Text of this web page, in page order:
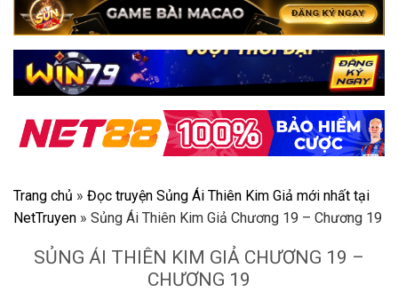
Trang chủ » Đọc truyện Sủng Ái Thiên Kim Giả mới nhất tại
NetTruyen » Sủng Ái Thiên Kim Giả Chương 19 – Chương 19
SỦNG ÁI THIÊN KIM GIẢ CHƯƠNG 19 –
CHƯƠNG 19